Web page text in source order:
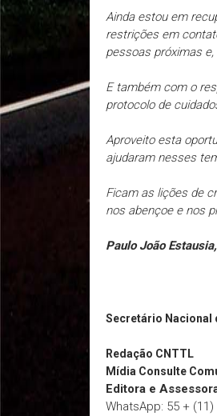
Ainda estou em
restrições em
pessoas próximas
E também com o
protocolo de
Aproveito esta
ajudaram nesses
Ficam as lições de
nos abençoe e nos
Paulo João
Secretário Nacional
Redação CNTTL
Mídia Consulte
Editora e
WhatsApp: 55 + (11)